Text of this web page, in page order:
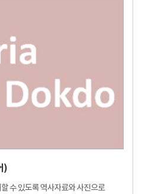
)
수 있도록 역사자료와 사진으로